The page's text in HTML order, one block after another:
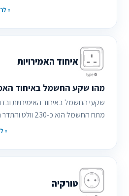
»
איחוד האמירויות
מהו שקע החשמל באיחוד
מתח החשמל הוא כ-230 וולט והתדר הוא כ-50 הרץ.
»
טורקיה